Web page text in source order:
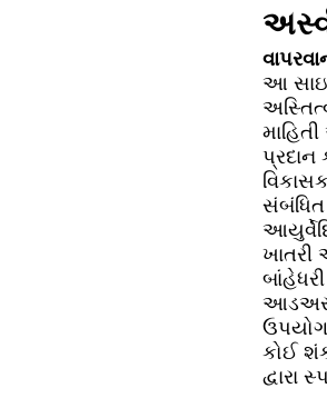
આ
પ્રદાન
સંબંધિત
ખાતરી
ઉપયોગ
કોઈ
દ્વારા